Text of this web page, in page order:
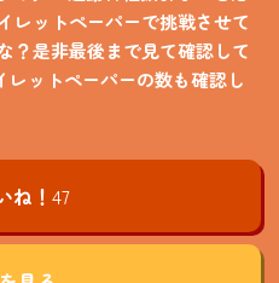
レットペーパーで挑戦させて
？是非最後まで見て確認して
ットペーパーの数も確認し
ね！ 47